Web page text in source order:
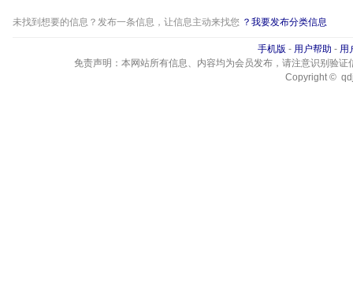
未找到想要的信息？发布一条信息，让信息主动来找您 ？我要发布分类信息
手机版 - 用户帮助 - 用
免责声明：本网站所有信息、内容均为会员发布，请注意识别验
Copyright ©